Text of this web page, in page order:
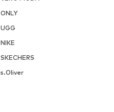
ONLY
UGG
NIKE
SKECHERS
s.Oliver